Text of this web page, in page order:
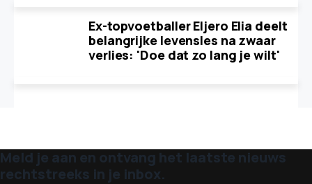
Ex-topvoetballer Eljero Elia deelt
belangrijke levensles na zwaar
verlies: 'Doe dat zo lang je wilt'
Meld je aan en ontvang het laatste nieuws
rechtstreeks in je inbox.